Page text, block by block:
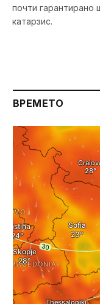
почти
катарзис.
ВРЕМЕТО